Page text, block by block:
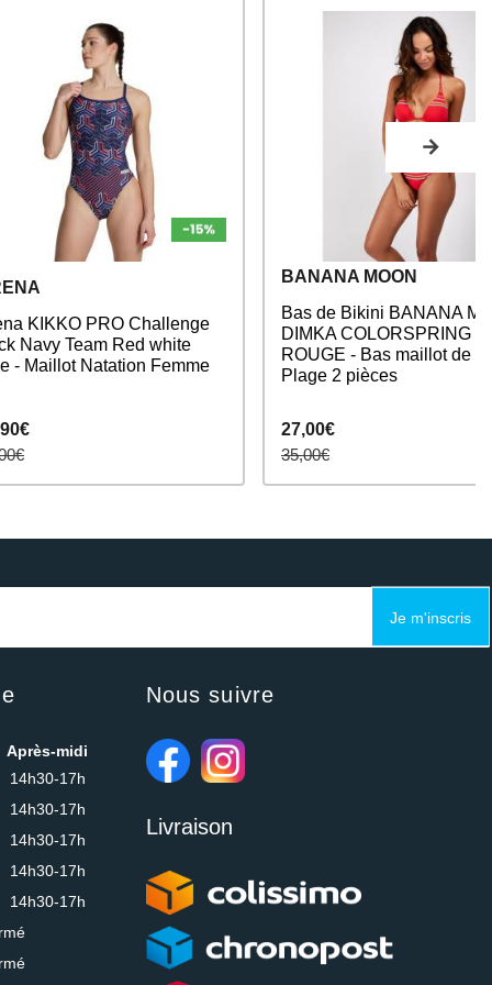
KIKKO PRO Challenge
Navy Team Red white
- Maillot Natation Femme
BANANA MOON
Bas de Bikini BANANA
DIMKA COLORSPRING -
ROUGE - Bas maillot de
Plage 2 pièces
27,00€
35,00€
Je m'inscris
Après-midi
14h30-17h
14h30-17h
14h30-17h
14h30-17h
14h30-17h
Nous suivre
Livraison